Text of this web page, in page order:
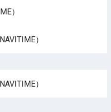
）
）
）